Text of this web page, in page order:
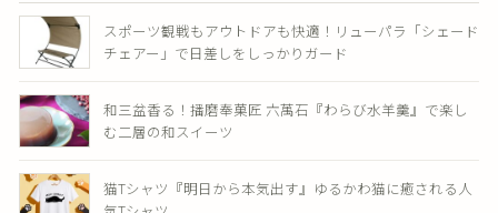
スポーツ観戦もアウトドアも快適！リューパラ「シェード
チェアー」で日差しをしっかりガード
和三盆香る！播磨奉菓匠 六萬石『わらび水羊羹』で楽し
む二層の和スイーツ
猫Tシャツ『明日から本気出す』ゆるかわ猫に癒される人